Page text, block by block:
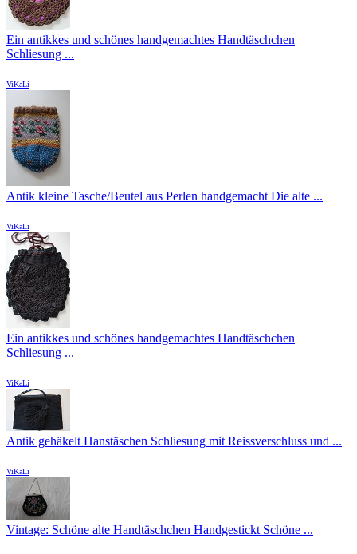
Ein antikkes und schönes handgemachtes Handtäschchen
Schliesung ...
ViKaLi
Antik kleine Tasche/Beutel aus Perlen handgemacht Die alte ...
ViKaLi
Ein antikkes und schönes handgemachtes Handtäschchen
Schliesung ...
ViKaLi
Antik gehäkelt Hanstäschen Schliesung mit Reissverschluss und ...
ViKaLi
Vintage: Schöne alte Handtäschchen Handgestickt Schöne ...